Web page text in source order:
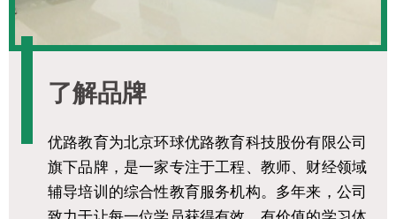
了解品牌
优路教育为北京环球优路教育科技股份有限公司
旗下品牌，是一家专注于工程、教师、财经领域
辅导培训的综合性教育服务机构。多年来，公司